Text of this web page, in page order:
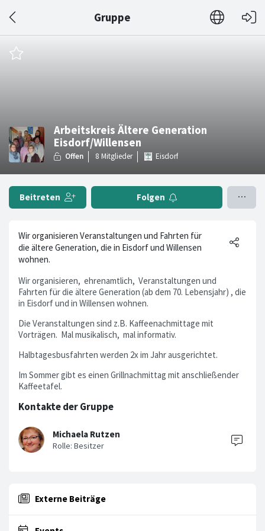
Gruppe
Arbeitskreis Ältere Generation
Eisdorf/Willensen
Eisdorf
Beitreten Folgen
Wir organisieren Veranstaltungen und Fahrten für
die ältere Generation, die in Eisdorf und Willensen
wohnen.
Wir organisieren, ehrenamtlich, Veranstaltungen und
Fahrten für die ältere Generation (ab dem 70. Lebensjahr) , die
in Eisdorf und in Willensen wohnen.
Die Veranstaltungen sind z.B. Kaffeenachmittage mit
Vorträgen. Mal musikalisch, mal informativ.
Halbtagesbusfahrten werden 2x im Jahr ausgerichtet.
Im Sommer gibt es einen Grillnachmittag mit anschließender
Kaffeetafel.
Kontakte der Gruppe
Michaela Rutzen
Externe Beiträge